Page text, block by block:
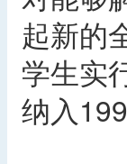
起新的
学生实
纳入